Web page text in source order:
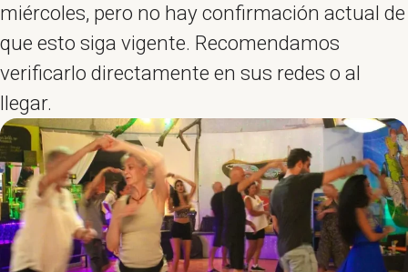
miércoles, pero no hay confirmación actual de
que esto siga vigente. Recomendamos
verificarlo directamente en sus redes o al
llegar.